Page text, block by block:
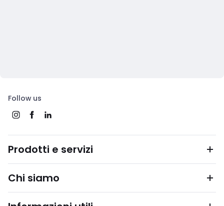
Follow us
Prodotti e servizi
Chi siamo